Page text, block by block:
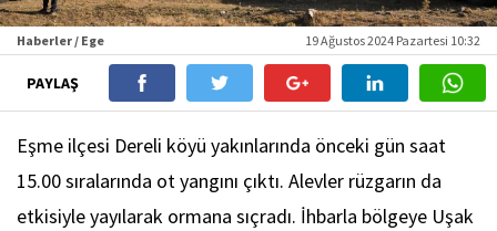
Haberler / Ege 19 Ağustos 2024 Pazartesi 10:32
PAYLAŞ
Eşme ilçesi Dereli köyü yakınlarında önceki gün saat
15.00 sıralarında ot yangını çıktı. Alevler rüzgarın da
etkisiyle yayılarak ormana sıçradı. İhbarla bölgeye Uşak